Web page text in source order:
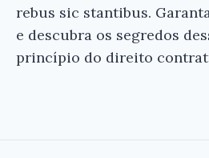
rebus sic stantibus.
e descubra os segredos
princípio do direito